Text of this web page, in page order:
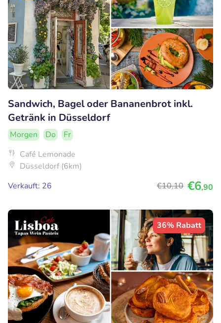
Sandwich, Bagel oder Bananenbrot inkl.
Getränk in Düsseldorf
Morgen Do
Fr
Café Lemonade
Düsseldorf (6km)
Verkauft: 26
€10,10 €6,90
36% Rabatt